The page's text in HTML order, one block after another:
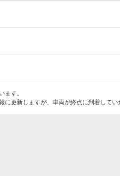
ます。
に更新しますが、車両が終点に到着して